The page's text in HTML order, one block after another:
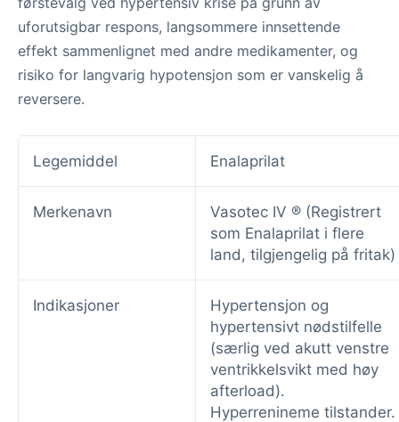
uforutsigbar respons, langsommere innsettende
effekt sammenlignet med andre medikamenter, og
risiko for langvarig hypotensjon som er vanskelig å
reversere.
Legemiddel Enalaprilat
Merkenavn
Vasotec IV ® (Registrert
som Enalaprilat i flere
land, tilgjengelig på fritak)
Indikasjoner
Hypertensjon og
hypertensivt nødstilfelle
(særlig ved akutt venstre
ventrikkelsvikt med høy
afterload).
Hyperrenineme tilstander.